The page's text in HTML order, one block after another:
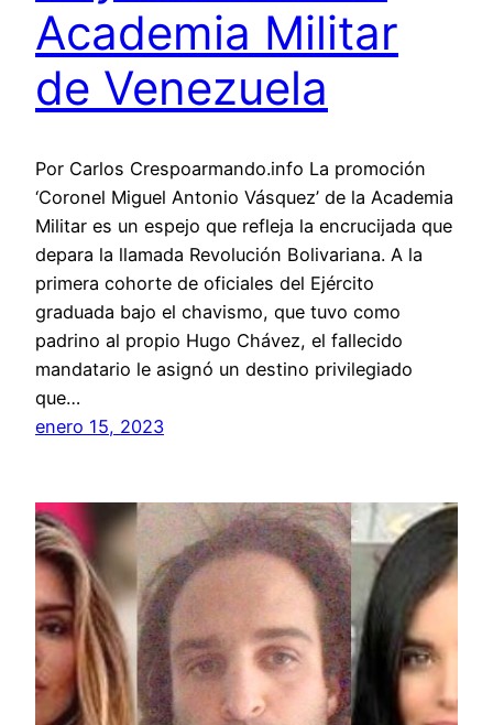
Academia Militar
de Venezuela
Por Carlos Crespoarmando.info La promoción
‘Coronel Miguel Antonio Vásquez’ de la Academia
Militar es un espejo que refleja la encrucijada que
depara la llamada Revolución Bolivariana. A la
primera cohorte de oficiales del Ejército
graduada bajo el chavismo, que tuvo como
padrino al propio Hugo Chávez, el fallecido
mandatario le asignó un destino privilegiado
que…
enero 15, 2023